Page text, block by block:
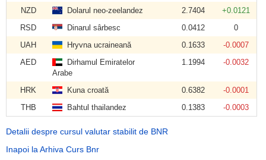
NZD
Dolarul neo-zeelandez 2.7404
+0.0121
RSD
Dinarul sârbesc 0.0412
0
UAH
Hryvna ucraineană 0.1633
-0.0007
AED
Dirhamul Emiratelor
Arabe
1.1994 -0.0032
HRK Kuna croată 0.6382
-0.0001
THB
Bahtul thailandez 0.1383 -0.0003
Detalii despre cursul valutar stabilit de BNR
Inapoi la Arhiva Curs Bnr